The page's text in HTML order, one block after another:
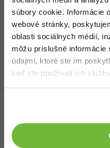
súbory cookie. Informácie
webové stránky,
oblasti sociálnych médií,
môžu príslušné
údajmi, ktoré ste im
keď ste používali ich
Doplňujúce
Obľúbené IDE, Editor
Netbeans, ViM
Obľúbené filmy/seriály